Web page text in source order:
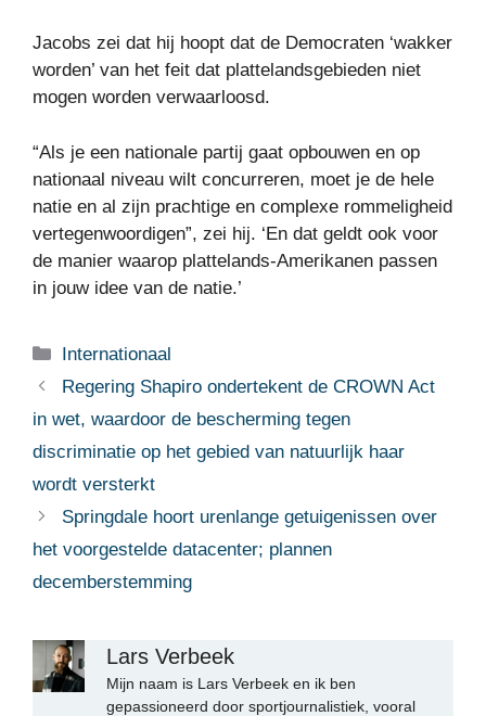
Jacobs zei dat hij hoopt dat de Democraten ‘wakker
worden’ van het feit dat plattelandsgebieden niet
mogen worden verwaarloosd.
“Als je een nationale partij gaat opbouwen en op
nationaal niveau wilt concurreren, moet je de hele
natie en al zijn prachtige en complexe rommeligheid
vertegenwoordigen”, zei hij. ‘En dat geldt ook voor
de manier waarop plattelands-Amerikanen passen
in jouw idee van de natie.’
Categorieën
Internationaal
Regering Shapiro ondertekent de CROWN Act
in wet, waardoor de bescherming tegen
discriminatie op het gebied van natuurlijk haar
wordt versterkt
Springdale hoort urenlange getuigenissen over
het voorgestelde datacenter; plannen
decemberstemming
Lars Verbeek
Mijn naam is Lars Verbeek en ik ben
gepassioneerd door sportjournalistiek, vooral